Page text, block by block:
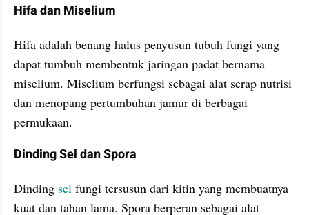
Hifa dan Miselium
Hifa adalah benang halus penyusun tubuh fungi yang
dapat tumbuh membentuk jaringan padat bernama
miselium. Miselium berfungsi sebagai alat serap nutrisi
dan menopang pertumbuhan jamur di berbagai
permukaan.
Dinding Sel dan Spora
Dinding sel fungi tersusun dari kitin yang membuatnya
kuat dan tahan lama. Spora berperan sebagai alat